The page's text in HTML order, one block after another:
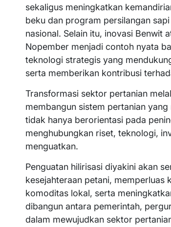
sekaligus meningkatkan
beku dan program persilangan
nasional. Selain itu, inovasi Benwit
Nopember menjadi contoh nyata
teknologi strategis yang
serta memberikan kontribusi
Transformasi sektor pertanian
membangun sistem pertanian
tidak hanya berorientasi pada
menghubungkan riset, teknologi,
menguatkan.
Penguatan hilirisasi diyakini akan
kesejahteraan petani,
komoditas lokal, serta
dibangun antara pemerintah,
dalam mewujudkan sektor